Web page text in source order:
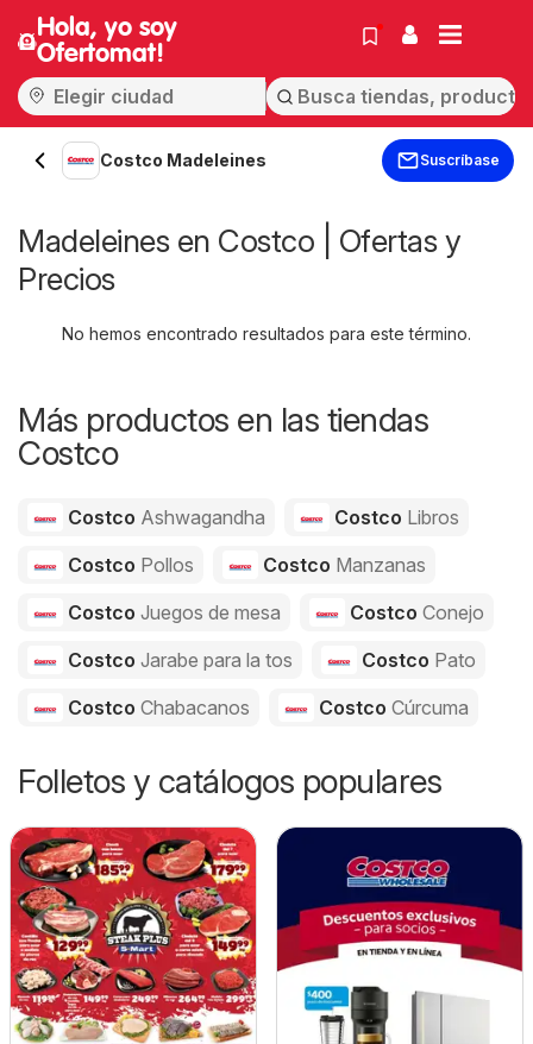
Hola, yo soy
Ofertomat!
Costco Madeleines Suscríbase
Madeleines en Costco | Ofertas y
Precios
No hemos encontrado resultados para este término.
Más productos en las tiendas
Costco
Costco Ashwagandha Costco Libros
Costco Pollos Costco Manzanas
Costco Juegos de mesa Costco Conejo
Costco Jarabe para la tos Costco Pato
Costco Chabacanos Costco Cúrcuma
Folletos y catálogos populares